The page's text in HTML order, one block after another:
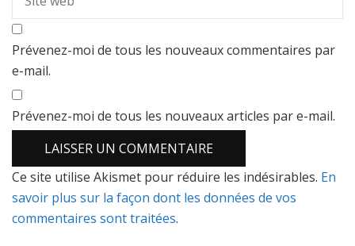
Prévenez-moi de tous les nouveaux commentaires par
e-mail.
Prévenez-moi de tous les nouveaux articles par e-mail.
Ce site utilise Akismet pour réduire les indésirables. En
savoir plus sur la façon dont les données de vos
commentaires sont traitées.